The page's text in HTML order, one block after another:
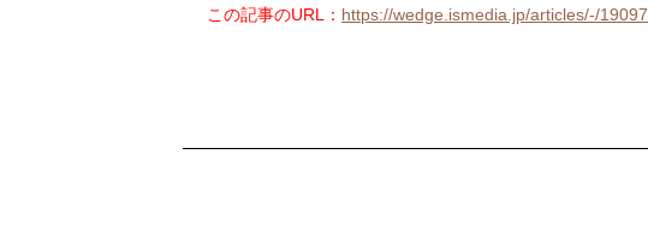
この記事のURL： https://wedge.ismedia.jp/articles/-/19097